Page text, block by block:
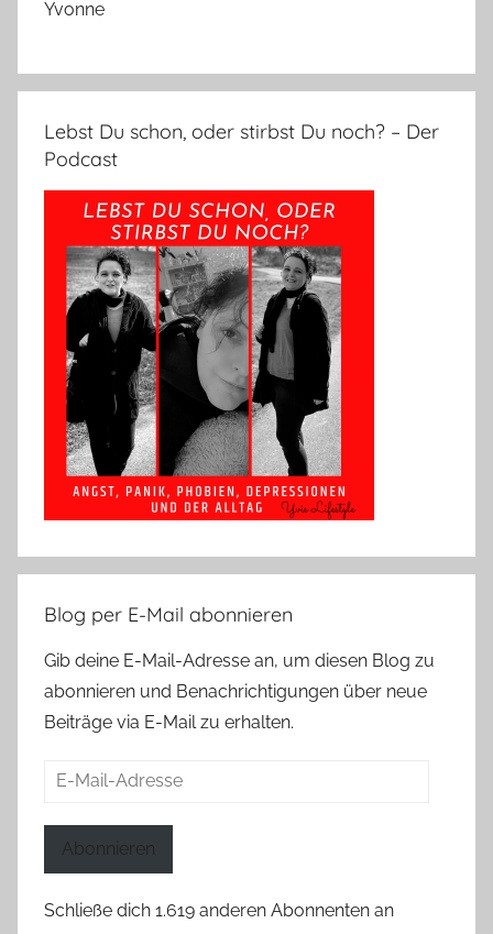
Yvonne
Lebst Du schon, oder stirbst Du noch? – Der
Podcast
Blog per E-Mail abonnieren
Gib deine E-Mail-Adresse an, um diesen Blog zu
abonnieren und Benachrichtigungen über neue
Beiträge via E-Mail zu erhalten.
E-
Abonnieren
Schließe dich 1.619 anderen Abonnenten an